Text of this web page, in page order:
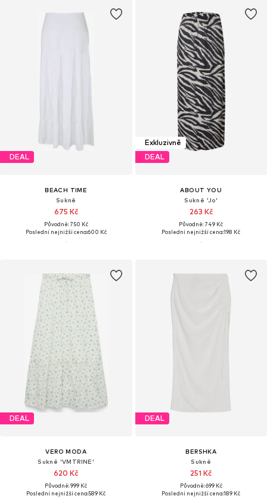
DEAL
BEACH TIME
Sukně
675 Kč
Původně: 750 Kč
Poslední nejnižší cena:600 Kč
Exkluzivně
DEAL
ABOUT YOU
Sukně 'Jo'
263 Kč
Původně: 749 Kč
Poslední nejnižší cena:198 Kč
DEAL
VERO MODA
Sukně 'VMTRINE'
620 Kč
Původně: 999 Kč
Poslední nejnižší cena:589 Kč
DEAL
BERSHKA
Sukně
251 Kč
Původně: 699 Kč
Poslední nejnižší cena:189 Kč